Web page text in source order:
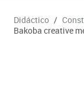
Didáctico /
Bakoba creative